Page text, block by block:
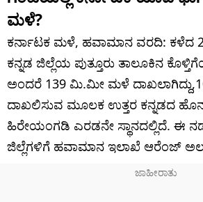
ಮಳೆ?
ಕರ್ನಾಟಕ ಮಳೆ, ಹವಾಮಾನ ವರದಿ: ಕಳೆದ
ಕನ್ನಡ ಜಿಲ್ಲೆಯ ಪುತ್ತೂರು ತಾಲೂಕಿನ
ಅಂದರೆ 139 ಮಿ.ಮೀ ಮಳೆ
ದಾಖಲಿಸುವ ಮೂಲಕ ಉತ್ತರ ಕನ್ನಡದ
ಹಿರೇಯಂಗಡಿ ಎರಡನೇ ಸ್ಥಾನದಲ್ಲಿದೆ. ಈ
ಜಿಲ್ಲೆಗಳಿಗೆ ಹವಾಮಾನ ಇಲಾಖೆ ಆರೆಂಜ್